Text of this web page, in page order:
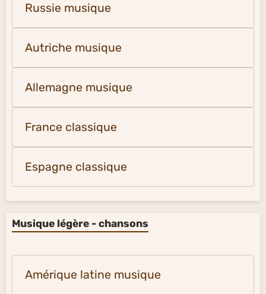
Russie musique
Autriche musique
Allemagne musique
France classique
Espagne classique
Musique légère - chansons
Amérique latine musique